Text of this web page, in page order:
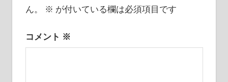
ー
シ
ョ
ん。
※ が付いている欄は必須項目です
コメント ※